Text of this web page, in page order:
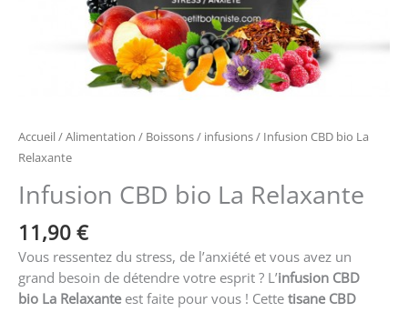
Accueil/Alimentation / Boissons/ infusions/ Infusion CBD bio La
Relaxante
Infusion CBD bio La Relaxante
11,90 €
Vous ressentez du stress, de l’anxiété et vous avez un
grand besoin de détendre votre esprit ? L’infusion CBD
bio La Relaxanteest faite pour vous ! Cette tisane CBD